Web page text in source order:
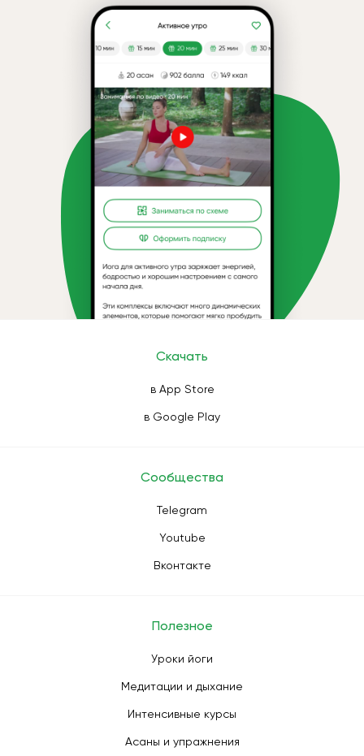
Скачать
в App Store
в Google Play
Сообщества
Telegram
Youtube
Вконтакте
Полезное
Уроки йоги
Медитации и дыхание
Интенсивные курсы
Асаны и упражнения